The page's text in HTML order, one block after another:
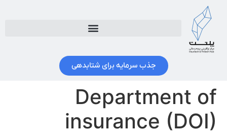
جذب سرمایه برای شتابدهی
Department of
insurance (DOI)